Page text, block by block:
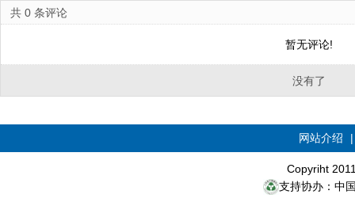
共 0 条评论
暂无评论!
没有了
网站介绍
Copyriht
支持协办：中